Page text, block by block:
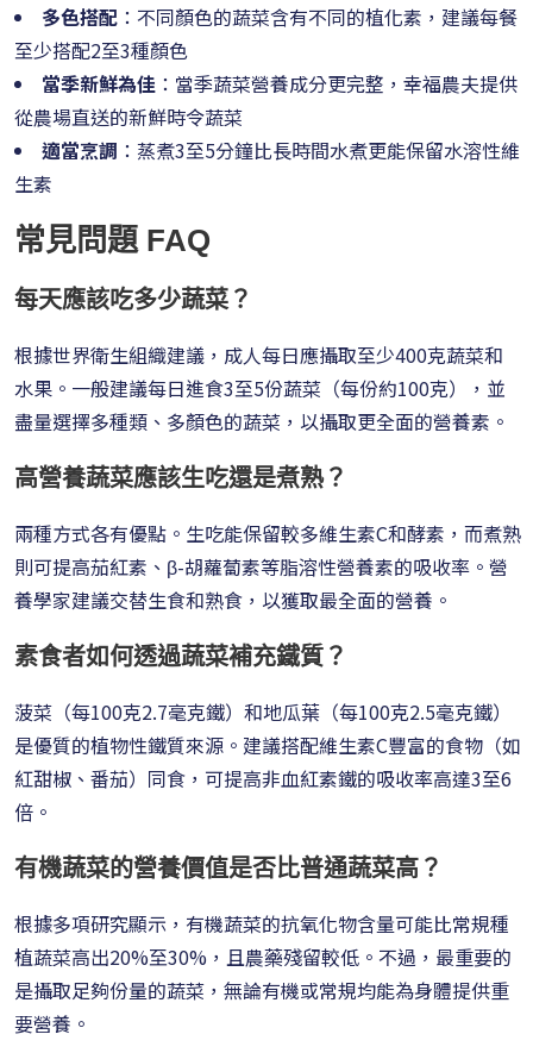
多色搭配 ：不同顏色的蔬菜含有不同的植化素，建議每餐
至少搭配2至3種顏色
當季新鮮為佳 ：當季蔬菜營養成分更完整，幸福農夫提供
從農場直送的新鮮時令蔬菜
適當烹調 ：蒸煮3至5分鐘比長時間水煮更能保留水溶性維
生素
常見問題 FAQ
每天應該吃多少蔬菜？
根據世界衛生組織建議，成人每日應攝取至少400克蔬菜和
水果。一般建議每日進食3至5份蔬菜（每份約100克），並
盡量選擇多種類、多顏色的蔬菜，以攝取更全面的營養素。
高營養蔬菜應該生吃還是煮熟？
兩種方式各有優點。生吃能保留較多維生素C和酵素，而煮熟
則可提高茄紅素、β-胡蘿蔔素等脂溶性營養素的吸收率。營
養學家建議交替生食和熟食，以獲取最全面的營養。
素食者如何透過蔬菜補充鐵質？
菠菜（每100克2.7毫克鐵）和地瓜葉（每100克2.5毫克鐵）
是優質的植物性鐵質來源。建議搭配維生素C豐富的食物（如
紅甜椒、番茄）同食，可提高非血紅素鐵的吸收率高達3至6
倍。
有機蔬菜的營養價值是否比普通蔬菜高？
根據多項研究顯示，有機蔬菜的抗氧化物含量可能比常規種
植蔬菜高出20%至30%，且農藥殘留較低。不過，最重要的
是攝取足夠份量的蔬菜，無論有機或常規均能為身體提供重
要營養。